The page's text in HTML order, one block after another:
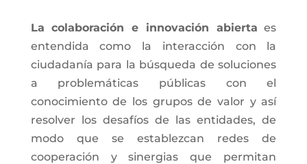
La colaboración e innovación abierta es
entendida como la interacción con la
ciudadanía para la búsqueda de soluciones
a problemáticas públicas con el
conocimiento de los grupos de valor y así
resolver los desafíos de las entidades, de
modo que se establezcan redes de
cooperación y sinergias que permitan